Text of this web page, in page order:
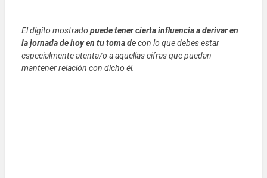
El dígito mostradopuede tener cierta influencia a derivar en
la jornada de hoy en tu toma decon lo que debes estar
especialmente atenta/o a aquellas cifras que puedan
mantener relación con dicho él.